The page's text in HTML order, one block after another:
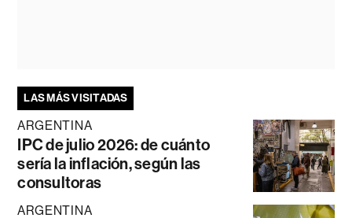
LAS MÁS VISITADAS
ARGENTINA
IPC de julio 2026: de cuánto
sería la inflación, según las
consultoras
ARGENTINA